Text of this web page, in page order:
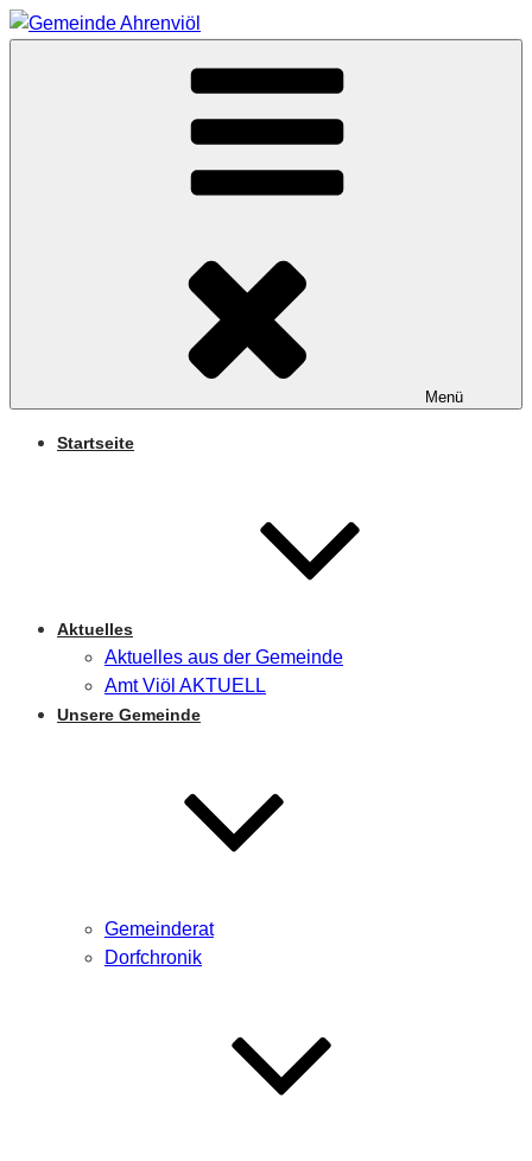
Zum
GEMEINDE
AHRENVIÖL
Menü
Startseite
Aktuelles
Aktuelles aus der Gemeinde
Amt Viöl AKTUELL
Unsere Gemeinde
Gemeinderat
Dorfchronik